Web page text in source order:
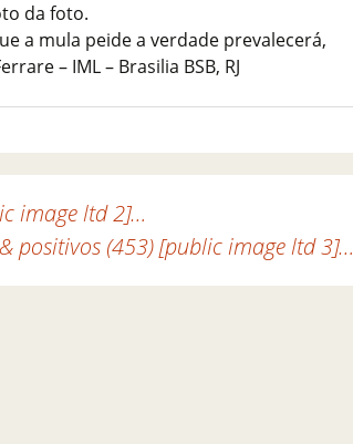
da foto.
a mula peide a verdade prevalecerá,
– IML – Brasilia BSB, RJ
image ltd 2]…
positivos (453) [public image ltd 3]…